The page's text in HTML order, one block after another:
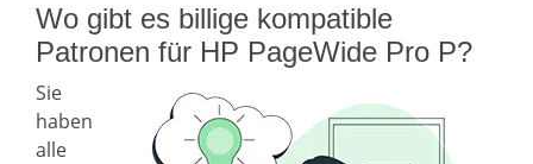
Wo gibt es billige kompatible
Patronen für HP PageWide Pro P?
Sie
haben
alle